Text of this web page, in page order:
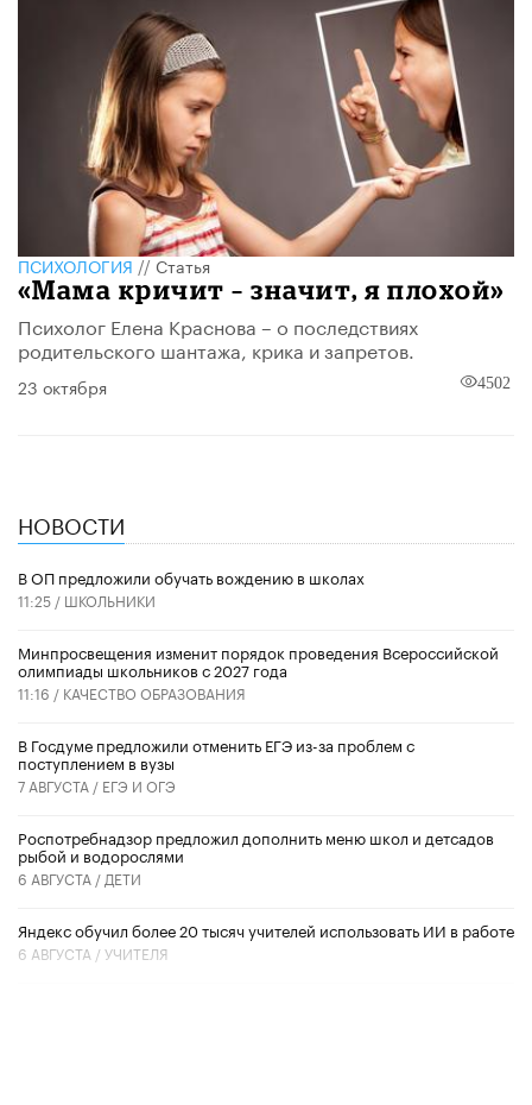
ПСИХОЛОГИЯ//Статья
«Мама кричит – значит, я плохой»
Психолог Елена Краснова – о последствиях
родительского шантажа, крика и запретов.
23 октября 4502
НОВОСТИ
В ОП предложили обучать вождению в школах
11:25 / ШКОЛЬНИКИ
Минпросвещения изменит порядок проведения Всероссийской
олимпиады школьников с 2027 года
11:16 / КАЧЕСТВО ОБРАЗОВАНИЯ
В Госдуме предложили отменить ЕГЭ из-за проблем с
поступлением в вузы
7 АВГУСТА / ЕГЭ И ОГЭ
Роспотребнадзор предложил дополнить меню школ и детсадов
рыбой и водорослями
6 АВГУСТА / ДЕТИ
​Яндекс обучил более 20 тысяч учителей использовать ИИ в работе
6 АВГУСТА /УЧИТЕЛЯ